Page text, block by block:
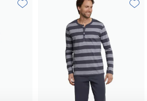
Toevoegen aan favorieten